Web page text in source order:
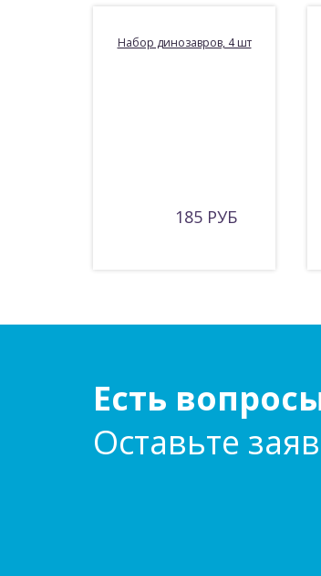
Набор динозавров, 4 шт
185 РУБ
Есть
Оставьте